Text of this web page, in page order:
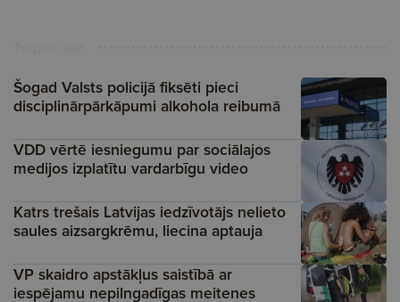
Šogad Valsts policijā fiksēti pieci
disciplinārpārkāpumi alkohola reibumā
VDD vērtē iesniegumu par sociālajos
medijos izplatītu vardarbīgu video
Katrs trešais Latvijas iedzīvotājs nelieto
saules aizsargkrēmu, liecina aptauja
VP skaidro apstākļus saistībā ar
iespējamu nepilngadīgas meitenes